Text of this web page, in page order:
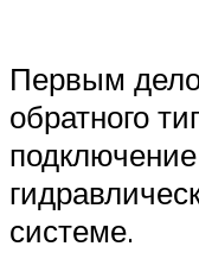
Первым
обратного
системе.